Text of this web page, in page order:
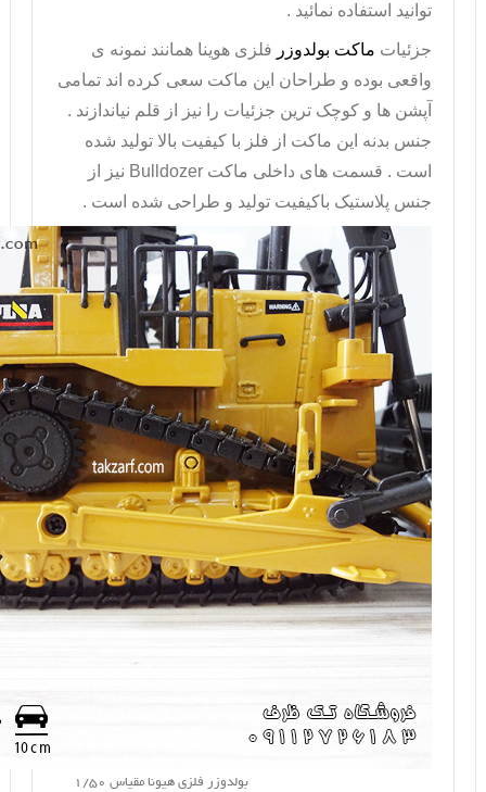
توانید استفاده نمائید .
جزئیات ماکت بولدوزر فلزی هوینا همانند نمونه ی
واقعی بوده و طراحان این ماکت سعی کرده اند تمامی
آپشن ها و کوچک ترین جزئیات را نیز از قلم نیاندازند .
جنس بدنه این ماکت از فلز با کیفیت بالا تولید شده
است . قسمت های داخلی ماکت Bulldozer نیز از
جنس پلاستیک باکیفیت تولید و طراحی شده است .
بولدوزر فلزی هیونا مقیاس 1/50